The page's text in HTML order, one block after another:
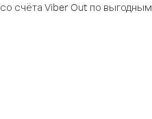
счёта Viber Out по выгодным